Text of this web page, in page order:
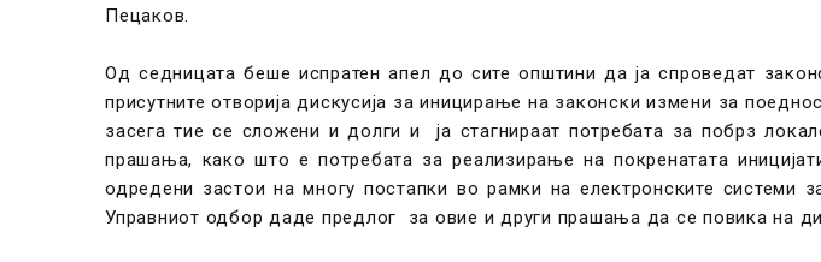
Пецаков.
Од седницата беше испратен апел до сите општини да ја спроведат
присутните отворија дискусија за иницирање на законски измени за
засега тие се сложени и долги и ја стагнираат потребата за побрз
прашања, како што е потребата за реализирање на покренатата
одредени застои на многу постапки во рамки на електронските
Управниот одбор даде предлог за овие и други прашања да се повика на